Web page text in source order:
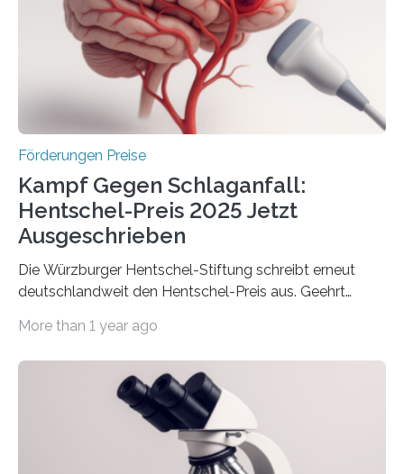
Innovationskompetenz INNO-KOM. Auf dem
Innovationstag Mittelstand 2025 am 5. Juni 2025 in
Berlin überbrachte das Bundesministerium für
Wirtschaft und Energie eine gute Nachricht:
Überplanmäßige Verpflichtungsermächtigungen in
Förderungen Preise
Kampf Gegen Schlaganfall:
Hentschel-Preis 2025 Jetzt
Ausgeschrieben
Die Würzburger Hentschel-Stiftung schreibt erneut
deutschlandweit den Hentschel-Preis aus. Geehrt
hochrangige wissenschaftliche Publikation zum Thema
Schlaganfall“ mit Sitz in Würzburg fördert die
Schlaganfallforschung, um die Behandlung der
Betroffenen zu verbessern. Dazu schreibt sie auch in
diesem Jahr wieder deutschlandweit den Hentschel-
Preis aus. Er richtet sich gezielt an jüngere
More than 1 year ago